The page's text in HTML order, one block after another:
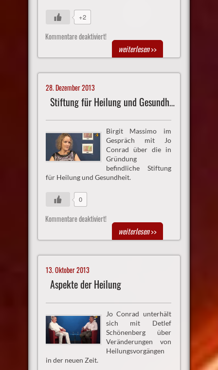
+2
Kommentare deaktiviert!
weiterlesen>>
28. Dezember 2013
Stiftung für Heilung und Gesundheit
Birgit Massimo im
Gespräch mit Jo
Conrad über die in
Gründung
befindliche Stiftung
für Heilung und Gesundheit.
0
Kommentare deaktiviert!
weiterlesen>>
13. Oktober 2013
Aspekte der Heilung
Jo Conrad unterhält
sich mit Detlef
Schönenberg über
Veränderungen von
Heilungsvorgängen
in der neuen Zeit.